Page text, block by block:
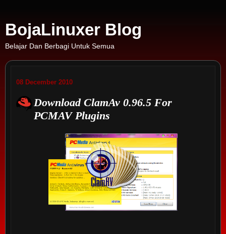
BojaLinuxer Blog
Belajar Dan Berbagi Untuk Semua
08 December 2010
Download ClamAv 0.96.5 For
PCMAV Plugins